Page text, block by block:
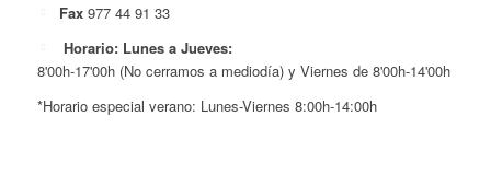
Fax 977 44 91 33
Horario: Lunes a Jueves:
8'00h-17'00h (No cerramos a mediodía) y Viernes de 8'00h-14'00h
*Horario especial verano: Lunes-Viernes 8:00h-14:00h